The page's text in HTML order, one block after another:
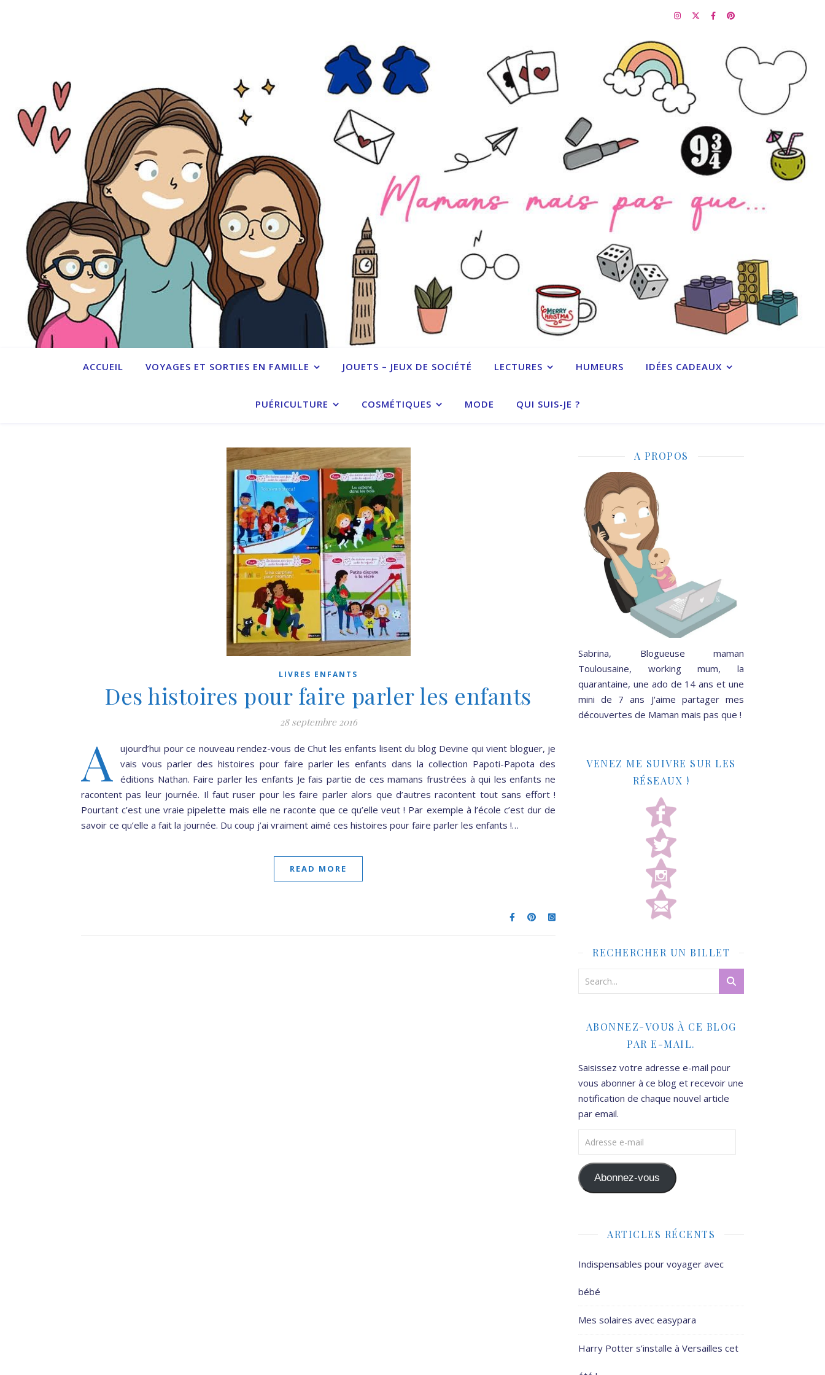
ACCUEIL VOYAGES ET SORTIES EN FAMILLE JOUETS – JEUX DE SOCIÉTÉ LECTURES HUMEURS IDÉES CADEAUX
PUÉRICULTURE COSMÉTIQUES MODE QUI SUIS-JE ?
LIVRES ENFANTS
Des histoires pour faire parler les enfants
28 septembre 2016
A
ujourd’hui pour ce nouveau rendez-vous de Chut les enfants lisent du blog Devine qui vient bloguer, je
vais vous parler des histoires pour faire parler les enfants dans la collection Papoti-Papota des
éditions Nathan. Faire parler les enfants Je fais partie de ces mamans frustrées à qui les enfants ne
racontent pas leur journée. Il faut ruser pour les faire parler alors que d’autres racontent tout sans effort !
Pourtant c’est une vraie pipelette mais elle ne raconte que ce qu’elle veut ! Par exemple à l’école c’est dur de
savoir ce qu’elle a fait la journée. Du coup j’ai vraiment aimé ces histoires pour faire parler les enfants !…
READ MORE
A PROPOS
Sabrina, Blogueuse maman
Toulousaine, working mum, la
quarantaine, une ado de 14 ans et une
mini de 7 ans J'aime partager mes
découvertes de Maman mais pas que !
VENEZ ME SUIVRE SUR LES
RÉSEAUX !
RECHERCHER UN BILLET
ABONNEZ-VOUS À CE BLOG
PAR E-MAIL.
Saisissez votre adresse e-mail pour
vous abonner à ce blog et recevoir une
notification de chaque nouvel article
par email.
Adresse e-mail
Abonnez-vous
ARTICLES RÉCENTS
Indispensables pour voyager avec
bébé
Mes solaires avec easypara
Harry Potter s’installe à Versailles cet